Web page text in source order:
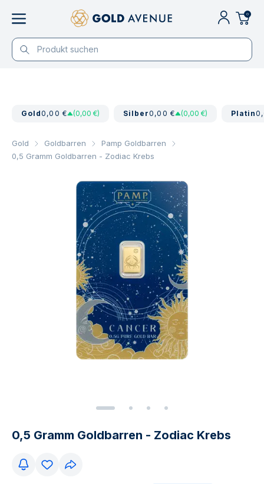
0
Gold0,00 € (0,00 €) Silber0,00 € (0,00 €) Platin
Gold Goldbarren
Pamp Goldbarren
0,5 Gramm Goldbarren - Zodiac Krebs
0,5 Gramm Goldbarren - Zodiac Krebs